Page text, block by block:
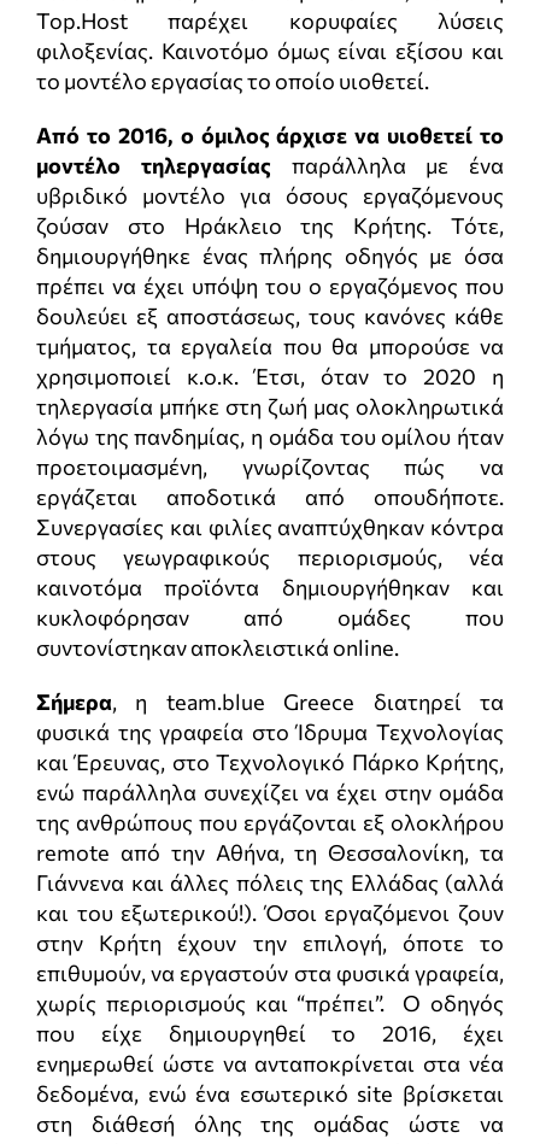
Top.Host παρέχει κορυφαίες λύσεις
φιλοξενίας. Καινοτόμο όμως είναι εξίσου και
το μοντέλο εργασίας το οποίο υιοθετεί.
Από το 2016, ο όμιλος άρχισε να υιοθετεί το
μοντέλο τηλεργασίας παράλληλα με ένα
υβριδικό μοντέλο για όσους εργαζόμενους
ζούσαν στο Ηράκλειο της Κρήτης. Τότε,
δημιουργήθηκε ένας πλήρης οδηγός με όσα
πρέπει να έχει υπόψη του ο εργαζόμενος που
δουλεύει εξ αποστάσεως, τους κανόνες κάθε
τμήματος, τα εργαλεία που θα μπορούσε να
χρησιμοποιεί κ.ο.κ. Έτσι, όταν το 2020 η
τηλεργασία μπήκε στη ζωή μας ολοκληρωτικά
λόγω της πανδημίας, η ομάδα του ομίλου ήταν
προετοιμασμένη, γνωρίζοντας πώς να
εργάζεται αποδοτικά από οπουδήποτε.
Συνεργασίες και φιλίες αναπτύχθηκαν κόντρα
στους γεωγραφικούς περιορισμούς, νέα
καινοτόμα προϊόντα δημιουργήθηκαν και
κυκλοφόρησαν από ομάδες που
συντονίστηκαν αποκλειστικά online.
Σήμερα, η team.blue Greece διατηρεί τα
φυσικά της γραφεία στο Ίδρυμα Τεχνολογίας
και Έρευνας, στο Τεχνολογικό Πάρκο Κρήτης,
ενώ παράλληλα συνεχίζει να έχει στην ομάδα
της ανθρώπους που εργάζονται εξ ολοκλήρου
remote από την Αθήνα, τη Θεσσαλονίκη, τα
Γιάννενα και άλλες πόλεις της Ελλάδας (αλλά
και του εξωτερικού!). Όσοι εργαζόμενοι ζουν
στην Κρήτη έχουν την επιλογή, όποτε το
επιθυμούν, να εργαστούν στα φυσικά γραφεία,
χωρίς περιορισμούς και “πρέπει”. Ο οδηγός
που είχε δημιουργηθεί το 2016, έχει
ενημερωθεί ώστε να ανταποκρίνεται στα νέα
δεδομένα, ενώ ένα εσωτερικό site βρίσκεται
στη διάθεσή όλης της ομάδας ώστε να